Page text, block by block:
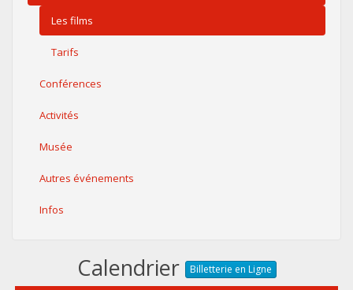
Les films
Tarifs
Conférences
Activités
Musée
Autres événements
Infos
Calendrier Billetterie en Ligne